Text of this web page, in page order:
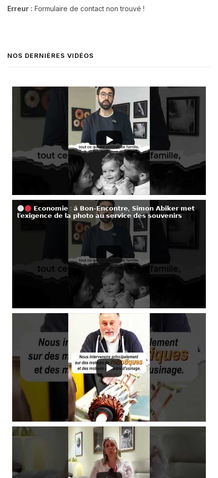
Erreur : Formulaire de contact non trouvé !
NOS DERNIÈRES VIDÉOS
𝗘𝗰𝗼𝗻𝗼𝗺𝗶𝗲 : 𝗮̀ 𝗕𝗼𝗻-𝗘𝗻𝗰𝗼𝗻𝘁𝗿𝗲, 𝗦𝗶𝗺𝗼𝗻 𝗔𝗯𝗶𝗸𝗲𝗿 𝗺𝗲𝘁
𝗹’𝗲𝘅𝗶𝗴𝗲𝗻𝗰𝗲 𝗱𝗲 𝗹𝗮 𝗽𝗵𝗼𝘁𝗼 𝗮𝘂 𝘀𝗲𝗿𝘃𝗶𝗰𝗲 𝗱𝗲𝘀 𝘀𝗼𝘂𝘃𝗲𝗻𝗶𝗿𝘀